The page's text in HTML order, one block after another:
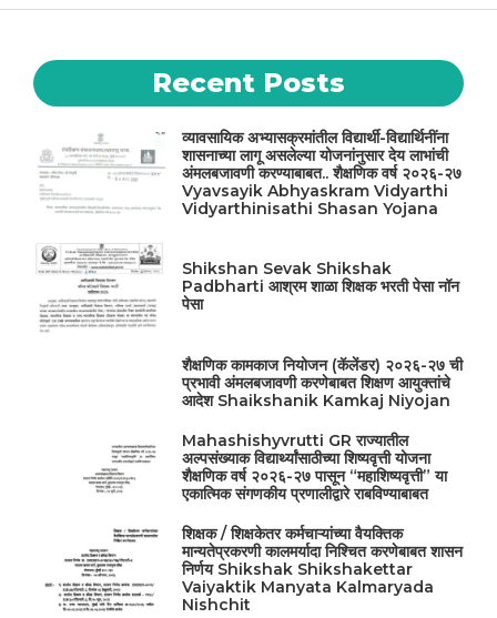
Recent Posts
व्यावसायिक अभ्यासक्रमांतील विद्यार्थी-विद्यार्थिनींना
शासनाच्या लागू असलेल्या योजनांनुसार देय लाभांची
अंमलबजावणी करण्याबाबत.. शैक्षणिक वर्ष २०२६-२७
Vyavsayik Abhyaskram Vidyarthi
Vidyarthinisathi Shasan Yojana
Shikshan Sevak Shikshak
Padbharti आश्रम शाळा शिक्षक भरती पेसा नॉन
पेसा
शैक्षणिक कामकाज नियोजन (कॅलेंडर) २०२६-२७ ची
प्रभावी अंमलबजावणी करणेबाबत शिक्षण आयुक्तांचे
आदेश Shaikshanik Kamkaj Niyojan
Mahashishyvrutti GR राज्यातील
अल्पसंख्याक विद्यार्थ्यांसाठीच्या शिष्यवृत्ती योजना
शैक्षणिक वर्ष २०२६-२७ पासून “महाशिष्यवृत्ती” या
एकात्मिक संगणकीय प्रणालीद्वारे राबविण्याबाबत
शिक्षक / शिक्षकेतर कर्मचाऱ्यांच्या वैयक्तिक
मान्यतेप्रकरणी कालमर्यादा निश्चित करणेबाबत शासन
निर्णय Shikshak Shikshakettar
Vaiyaktik Manyata Kalmaryada
Nishchit